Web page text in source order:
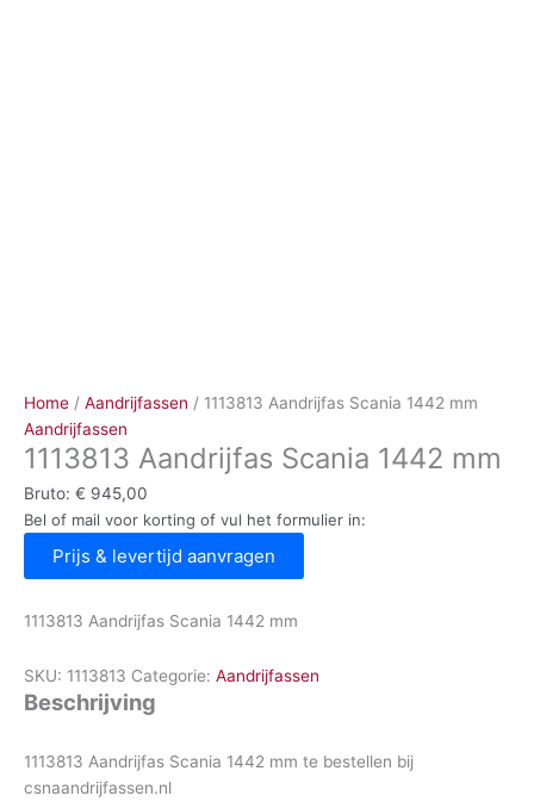
Home / Aandrijfassen / 1113813 Aandrijfas Scania 1442 mm
Aandrijfassen
1113813 Aandrijfas Scania 1442 mm
Bruto: € 945,00
Bel of mail voor korting of vul het formulier in:
Prijs & levertijd aanvragen
1113813 Aandrijfas Scania 1442 mm
SKU: 1113813 Categorie: Aandrijfassen
Beschrijving
1113813 Aandrijfas Scania 1442 mm te bestellen bij
csnaandrijfassen.nl